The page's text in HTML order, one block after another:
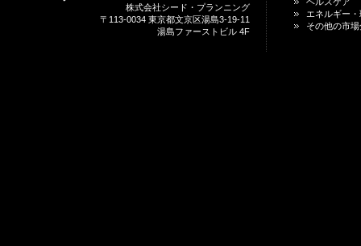
株式会社シード・プランニング
〒113-0034 東京都文京区湯島3-19-11
湯島ファーストビル 4F
エネルギー
その他の市